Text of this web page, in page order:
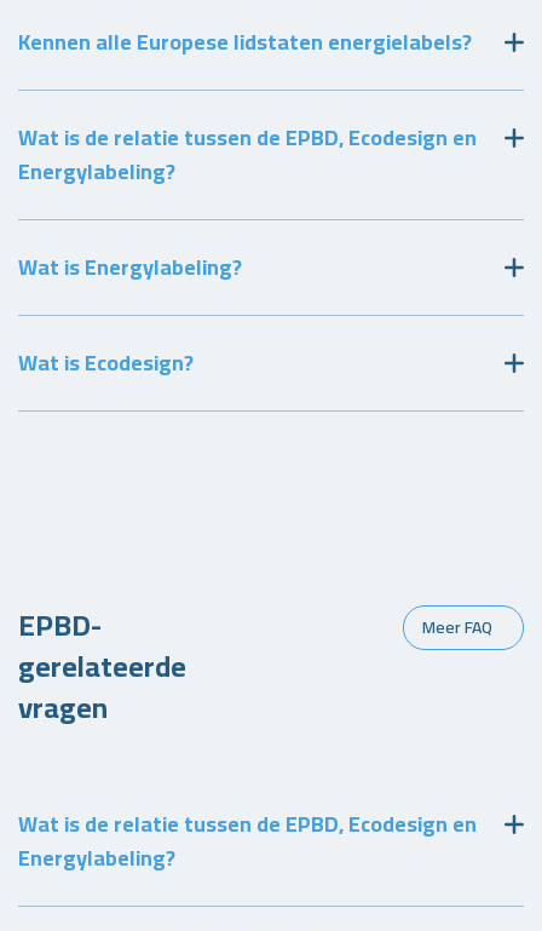
Kennen alle Europese lidstaten energielabels?
Wat is de relatie tussen de EPBD, Ecodesign en
Energylabeling?
Wat is Energylabeling?
Wat is Ecodesign?
EPBD-
gerelateerde
vragen
Meer FAQ
Wat is de relatie tussen de EPBD, Ecodesign en
Energylabeling?